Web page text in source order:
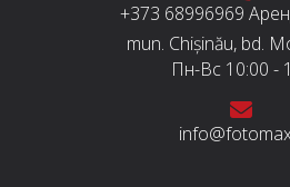
+373 68996969
mun. Chișinău, bd.
Пн-Вс 10:00 -